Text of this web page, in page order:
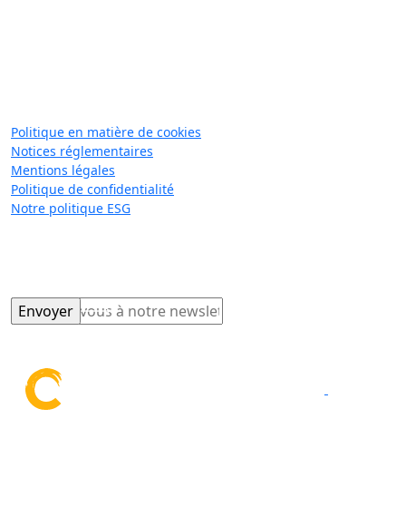
Politique en matière de cookies
Notices réglementaires
Mentions légales
Politique de confidentialité
Notre politique ESG